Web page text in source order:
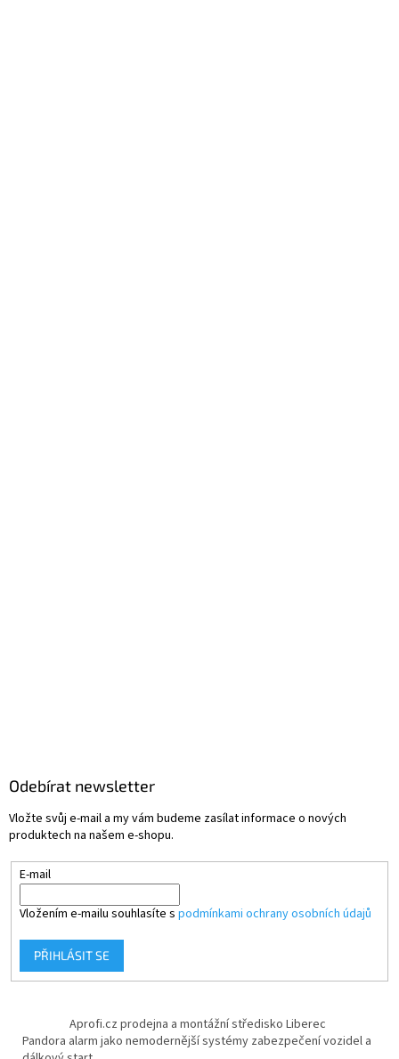
Odebírat newsletter
Vložte svůj e-mail a my vám budeme zasílat informace o nových
produktech na našem e-shopu.
E-mail
Vložením e-mailu souhlasíte s podmínkami ochrany osobních údajů
PŘIHLÁSIT SE
Aprofi.cz prodejna a montážní středisko Liberec
Pandora alarm jako nemodernější systémy zabezpečení vozidel a